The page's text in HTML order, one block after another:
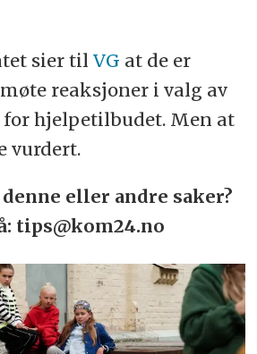
sier til VG at de er
reaksjoner i valg av
hjelpetilbudet. Men at
vurdert.
eller andre saker?
tips@kom24.no